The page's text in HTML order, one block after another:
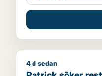
Patrick söker
4 d sedan